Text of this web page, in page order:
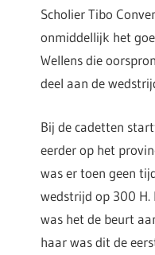
Scholier Tibo
onmiddellijk het
Wellens die
deel aan de
Bij de cadetten
eerder op het
was er toen geen
wedstrijd op 300 H.
was het de beurt
haar was dit de